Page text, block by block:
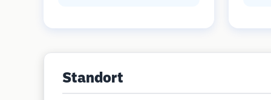
erforderlich.
Standort